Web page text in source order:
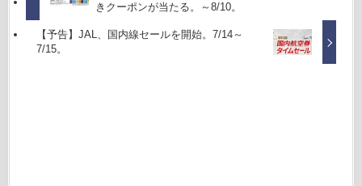
きクーポンが当たる。～8/10。
【予告】JAL、国内線セールを開始。7/14～
7/15。